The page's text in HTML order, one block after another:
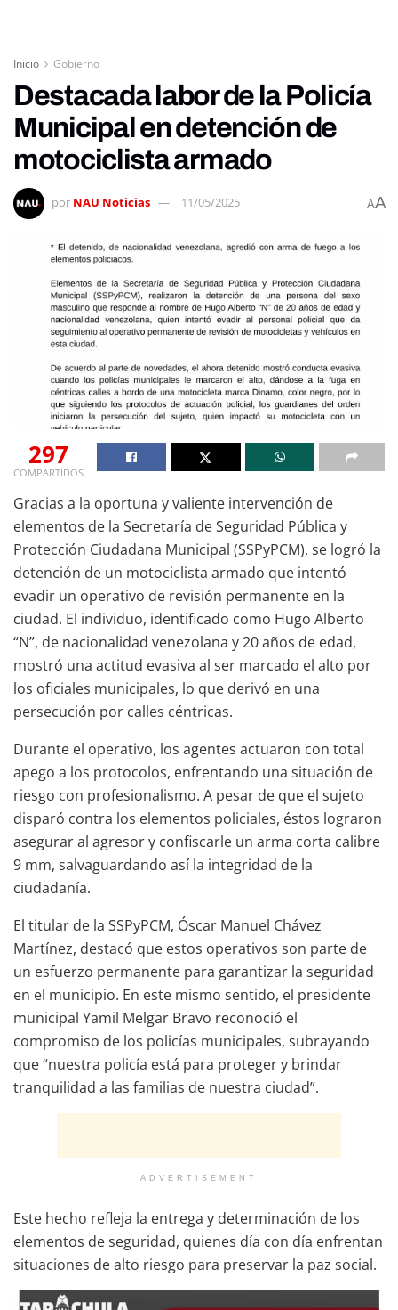
Inicio Gobierno
Destacada labor de la Policía
Municipal en detención de
motociclista armado
por NAU Noticias 11/05/2025 AA
297
COMPARTIDOS
Gracias a la oportuna y valiente intervención de
elementos de la Secretaría de Seguridad Pública y
Protección Ciudadana Municipal (SSPyPCM), se logró la
detención de un motociclista armado que intentó
evadir un operativo de revisión permanente en la
ciudad. El individuo, identificado como Hugo Alberto
“N”, de nacionalidad venezolana y 20 años de edad,
mostró una actitud evasiva al ser marcado el alto por
los oficiales municipales, lo que derivó en una
persecución por calles céntricas.
Durante el operativo, los agentes actuaron con total
apego a los protocolos, enfrentando una situación de
riesgo con profesionalismo. A pesar de que el sujeto
disparó contra los elementos policiales, éstos lograron
asegurar al agresor y confiscarle un arma corta calibre
9 mm, salvaguardando así la integridad de la
ciudadanía.
El titular de la SSPyPCM, Óscar Manuel Chávez
Martínez, destacó que estos operativos son parte de
un esfuerzo permanente para garantizar la seguridad
en el municipio. En este mismo sentido, el presidente
municipal Yamil Melgar Bravo reconoció el
compromiso de los policías municipales, subrayando
que “nuestra policía está para proteger y brindar
tranquilidad a las familias de nuestra ciudad”.
ADVERTISEMENT
Este hecho refleja la entrega y determinación de los
elementos de seguridad, quienes día con día enfrentan
situaciones de alto riesgo para preservar la paz social.